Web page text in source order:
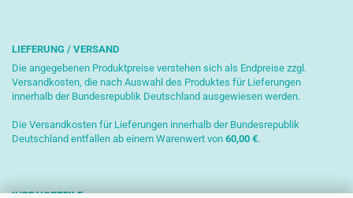
LIEFERUNG / VERSAND
Die angegebenen Produktpreise verstehen sich als Endpreise zzgl.
Versandkosten, die nach Auswahl des Produktes für Lieferungen
innerhalb der Bundesrepublik Deutschland ausgewiesen werden.
Die Versandkosten für Lieferungen innerhalb der Bundesrepublik
Deutschland entfallen ab einem Warenwert von 60,00 €.
IHRE VORTEILE